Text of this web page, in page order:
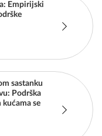
Empirijski
sastanku
Podrška
se